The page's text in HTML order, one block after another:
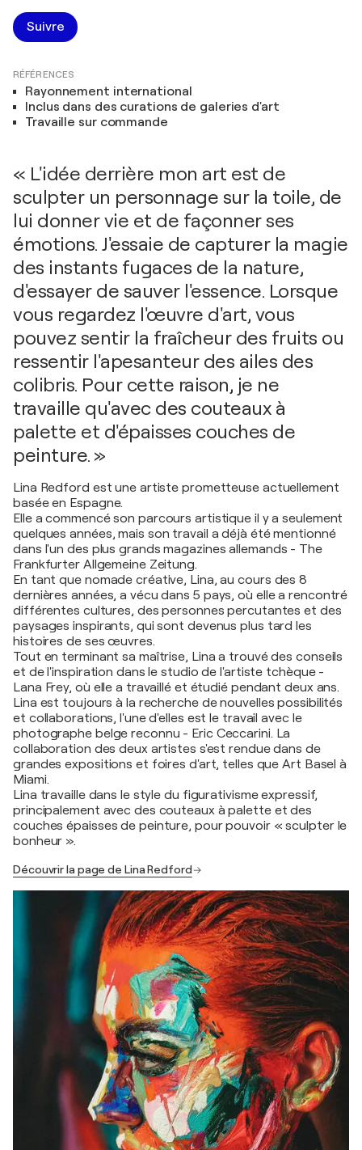
Suivre
RÉFÉRENCES
Rayonnement international
Inclus dans des curations de galeries d'art
Travaille sur commande
« L'idée derrière mon art est de
sculpter un personnage sur la toile, de
lui donner vie et de façonner ses
émotions. J'essaie de capturer la magie
des instants fugaces de la nature,
d'essayer de sauver l'essence. Lorsque
vous regardez l'œuvre d'art, vous
pouvez sentir la fraîcheur des fruits ou
ressentir l'apesanteur des ailes des
colibris. Pour cette raison, je ne
travaille qu'avec des couteaux à
palette et d'épaisses couches de
peinture. »
Lina Redford est une artiste prometteuse actuellement
basée en Espagne.
Elle a commencé son parcours artistique il y a seulement
quelques années, mais son travail a déjà été mentionné
dans l'un des plus grands magazines allemands - The
Frankfurter Allgemeine Zeitung.
En tant que nomade créative, Lina, au cours des 8
dernières années, a vécu dans 5 pays, où elle a rencontré
différentes cultures, des personnes percutantes et des
paysages inspirants, qui sont devenus plus tard les
histoires de ses œuvres.
Tout en terminant sa maîtrise, Lina a trouvé des conseils
et de l'inspiration dans le studio de l'artiste tchèque -
Lana Frey, où elle a travaillé et étudié pendant deux ans.
Lina est toujours à la recherche de nouvelles possibilités
et collaborations, l'une d'elles est le travail avec le
photographe belge reconnu - Eric Ceccarini. La
collaboration des deux artistes s'est rendue dans de
grandes expositions et foires d'art, telles que Art Basel à
Miami.
Lina travaille dans le style du figurativisme expressif,
principalement avec des couteaux à palette et des
couches épaisses de peinture, pour pouvoir « sculpter le
bonheur ».
Découvrir la page de Lina Redford